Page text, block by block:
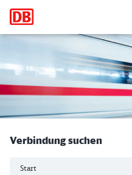
Hauptnavigation
Siegen Hbf -
Verbindung suchen
Start